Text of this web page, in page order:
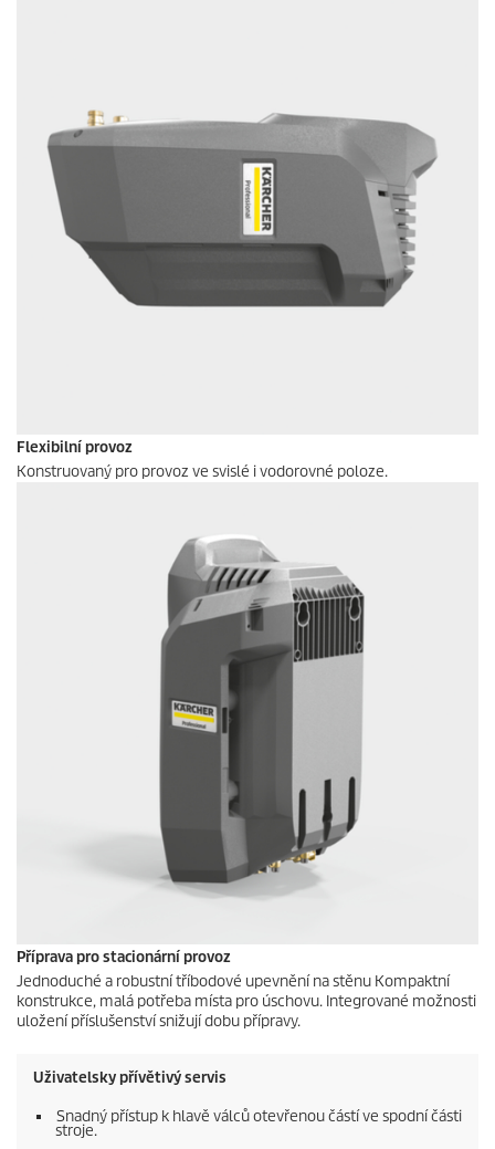
Flexibilní provoz
Konstruovaný pro provoz ve svislé i vodorovné poloze.
Příprava pro stacionární provoz
Jednoduché a robustní tříbodové upevnění na stěnu Kompaktní
konstrukce, malá potřeba místa pro úschovu. Integrované možnosti
uložení příslušenství snižují dobu přípravy.
Uživatelsky přívětivý servis
Snadný přístup k hlavě válců otevřenou částí ve spodní části
stroje.